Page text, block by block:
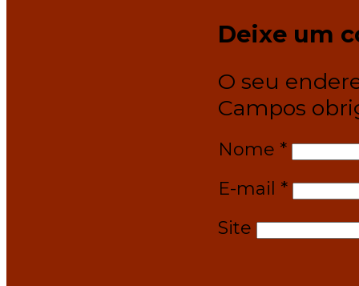
Deixe um
O seu
Campos
Nome *
E-mail *
Site